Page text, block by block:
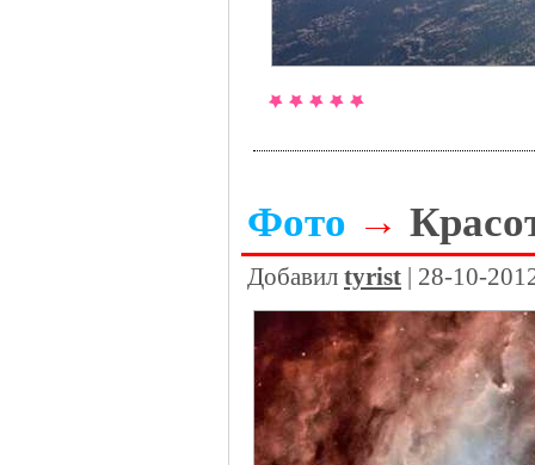
Фото →
Добавил tyrist | 28-10-